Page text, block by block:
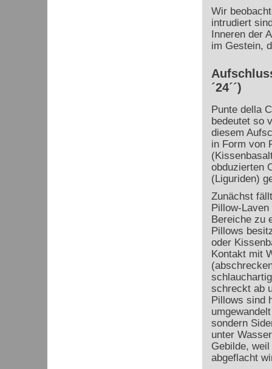
Wir
intrudiert
Inneren der
im Gestein,
´24´´)
Punte della
bedeutet so
diesem
in Form von
obduzierten
(Liguriden)
Zunächst
Pillow-
Bereiche zu
Pillows
oder
Kontakt mit
schreckt ab
Pillows sind
sondern
unter
Gebilde,
abgeflacht